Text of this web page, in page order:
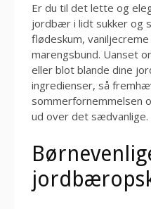
Er du til det lette og
jordbær i lidt sukker og
flødeskum,
marengsbund. Uanset
eller blot blande dine
ingredienser, så
sommerfornemmelsen
ud over det sædvanlige.